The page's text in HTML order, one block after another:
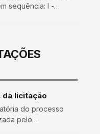
sequência: I -
licitação
do processo
pelo